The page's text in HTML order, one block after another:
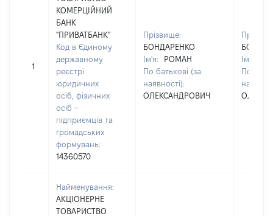
1
КОМЕРЦІЙНИЙ
БАНК
"ПРИВАТБАНК"
Код в Єдиному
державному
реєстрі
юридичних
осіб, фізичних
осіб –
підприємців та
громадських
формувань:
14360570
Прізвище:
БОНДАРЕНКО
Ім'я:
РОМАН
По батькові (за
наявності):
ОЛЕКСАНДРОВИЧ
Ім'я:
По
Найменування:
АКЦІОНЕРНЕ
ТОВАРИСТВО